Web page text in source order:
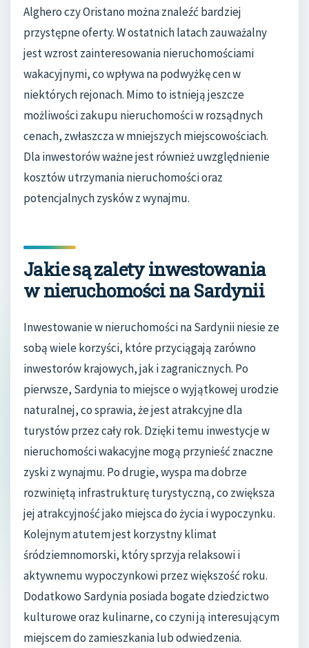
Alghero czy Oristano można znaleźć bardziej
przystępne oferty. W ostatnich latach zauważalny
jest wzrost zainteresowania nieruchomościami
wakacyjnymi, co wpływa na podwyżkę cen w
niektórych rejonach. Mimo to istnieją jeszcze
możliwości zakupu nieruchomości w rozsądnych
cenach, zwłaszcza w mniejszych miejscowościach.
Dla inwestorów ważne jest również uwzględnienie
kosztów utrzymania nieruchomości oraz
potencjalnych zysków z wynajmu.
Jakie są zalety inwestowania
w nieruchomości na Sardynii
Inwestowanie w nieruchomości na Sardynii niesie ze
sobą wiele korzyści, które przyciągają zarówno
inwestorów krajowych, jak i zagranicznych. Po
pierwsze, Sardynia to miejsce o wyjątkowej urodzie
naturalnej, co sprawia, że jest atrakcyjne dla
turystów przez cały rok. Dzięki temu inwestycje w
nieruchomości wakacyjne mogą przynieść znaczne
zyski z wynajmu. Po drugie, wyspa ma dobrze
rozwiniętą infrastrukturę turystyczną, co zwiększa
jej atrakcyjność jako miejsca do życia i wypoczynku.
Kolejnym atutem jest korzystny klimat
śródziemnomorski, który sprzyja relaksowi i
aktywnemu wypoczynkowi przez większość roku.
Dodatkowo Sardynia posiada bogate dziedzictwo
kulturowe oraz kulinarne, co czyni ją interesującym
miejscem do zamieszkania lub odwiedzenia.